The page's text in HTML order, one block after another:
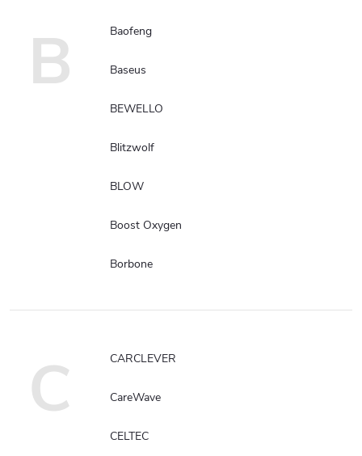
B Baofeng
Baseus
BEWELLO
Blitzwolf
BLOW
Boost Oxygen
Borbone
C CARCLEVER
CareWave
CELTEC